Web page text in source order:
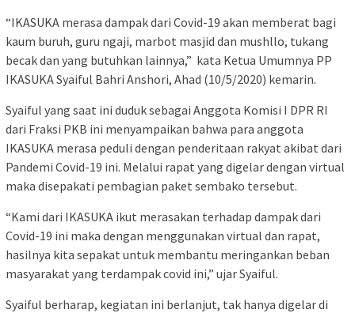
“IKASUKA merasa dampak dari Covid-19 akan memberat bagi
kaum buruh, guru ngaji, marbot masjid dan mushllo, tukang
becak dan yang butuhkan lainnya,” kata Ketua Umumnya PP
IKASUKA Syaiful Bahri Anshori, Ahad (10/5/2020) kemarin.
Syaiful yang saat ini duduk sebagai Anggota Komisi I DPR RI
dari Fraksi PKB ini menyampaikan bahwa para anggota
IKASUKA merasa peduli dengan penderitaan rakyat akibat dari
Pandemi Covid-19 ini. Melalui rapat yang digelar dengan virtual
maka disepakati pembagian paket sembako tersebut.
“Kami dari IKASUKA ikut merasakan terhadap dampak dari
Covid-19 ini maka dengan menggunakan virtual dan rapat,
hasilnya kita sepakat untuk membantu meringankan beban
masyarakat yang terdampak covid ini,” ujar Syaiful.
Syaiful berharap, kegiatan ini berlanjut, tak hanya digelar di